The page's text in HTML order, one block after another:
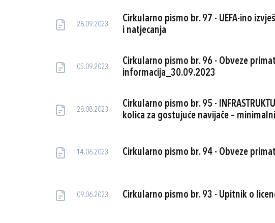
28.09.2023.
Cirkularno pismo br. 97 - UEFA-ino
i natjecanja
05.09.2023.
Cirkularno pismo br. 96 - Obveze
informacija_30.09.2023
28.08.2023.
Cirkularno pismo br. 95 -
kolica za gostujuće navijače –
14.06.2023. Cirkularno pismo br. 94 - Obveze
09.06.2023. Cirkularno pismo br. 93 - Upitnik o